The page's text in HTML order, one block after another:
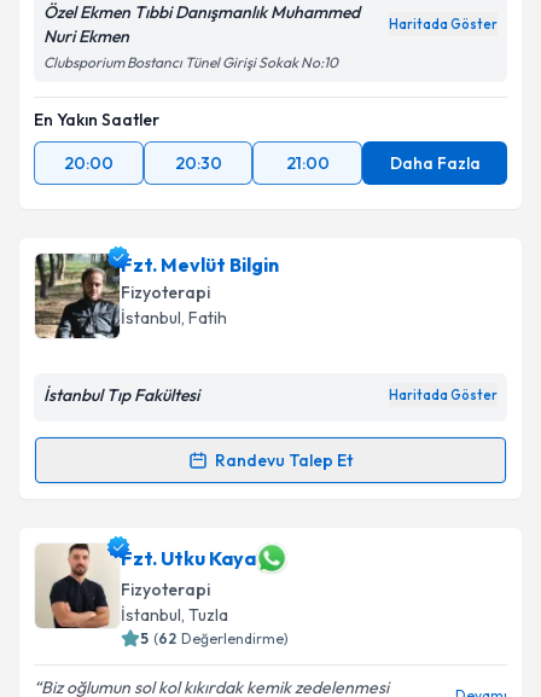
Özel Ekmen Tıbbi Danışmanlık Muhammed
Nuri Ekmen
Haritada Göster
Clubsporium Bostancı Tünel Girişi Sokak No:10
En Yakın Saatler
20:00
20:30 21:00 Daha Fazla
Fzt. Mevlüt Bilgin
Fizyoterapi
İstanbul, Fatih
İstanbul Tıp Fakültesi Haritada Göster
Randevu Talep Et
Randevu Takvimi Talebi
Fzt. Mevlüt Bilginiçin randevu takvimi talebi
oluşturun. Size bu uzmandan randevu almanız için bir
takvim hazırlandığında e-posta ile bilgilendireceğiz.
E-posta Adresiniz
Fzt. Utku Kaya
Fizyoterapi
İstanbul, Tuzla
5 (62 Değerlendirme)
Biz oğlumun sol kol kıkırdak kemik zedelenmesi